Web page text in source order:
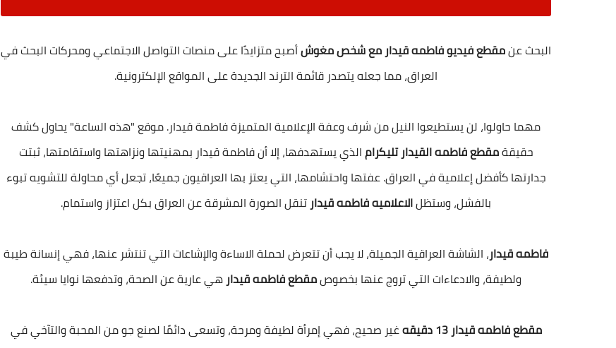
البحث عنمقطع فيديو فاطمه قيدار مع شخص مغوشأصبح متزايدًا على منصات التواصل الاجتماعي ومحركات البحث في
العراق، مما جعله يتصدر قائمة الترند الجديدة على المواقع الإلكترونية.
مهما حاولوا، لن يستطيعوا النيل من شرف وعفة الإعلامية المتميزة فاطمة قيدار. موقع "هذه الساعة" يحاول كشف
حقيقةمقطع فاطمه القيدار تليكرامالذي يستهدفها، إلا أن فاطمة قيدار بمهنيتها ونزاهتها واستقامتها، ثبتت
جدارتها كأفضل إعلامية في العراق. عفتها واحتشامها، التي يعتز بها العراقيون جميعًا، تجعل أي محاولة للتشويه تبوء
بالفشل، وستظلالاعلاميه فاطمه قيدارتنقل الصورة المشرقة عن العراق بكل اعتزاز واستمام.
فاطمه قيدار، الشاشة العراقية الجميلة، لا يجب أن تتعرض لحملة الاساءة والإشاعات التي تنتشر عنها، فهي إنسانة طيبة
ولطيفة، والادعاءات التي تروج عنها بخصوصمقطع فاطمه قيدارهي عارية عن الصحة، وتدفعها نوايا سيئة.
مقطع فاطمه قيدار 13 دقيقه
غير صحيح، فهي إمرأة لطيفة ومرحة، وتسعى دائمًا لصنع جو من المحبة والتآخي في